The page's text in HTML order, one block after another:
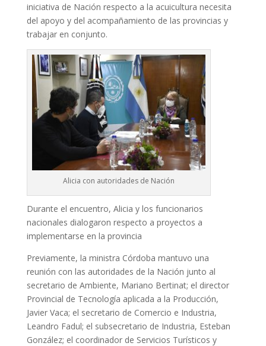
iniciativa de Nación respecto a la acuicultura necesita
del apoyo y del acompañamiento de las provincias y
trabajar en conjunto.
Alicia con autoridades de Nación
Durante el encuentro, Alicia y los funcionarios
nacionales dialogaron respecto a proyectos a
implementarse en la provincia
Previamente, la ministra Córdoba mantuvo una
reunión con las autoridades de la Nación junto al
secretario de Ambiente, Mariano Bertinat; el director
Provincial de Tecnología aplicada a la Producción,
Javier Vaca; el secretario de Comercio e Industria,
Leandro Fadul; el subsecretario de Industria, Esteban
González; el coordinador de Servicios Turísticos y